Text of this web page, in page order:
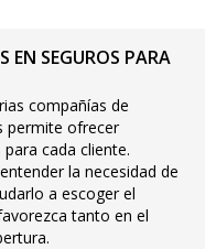
EN SEGUROS PARA
compañías de
permite ofrecer
cada cliente.
la necesidad de
a escoger el
tanto en el